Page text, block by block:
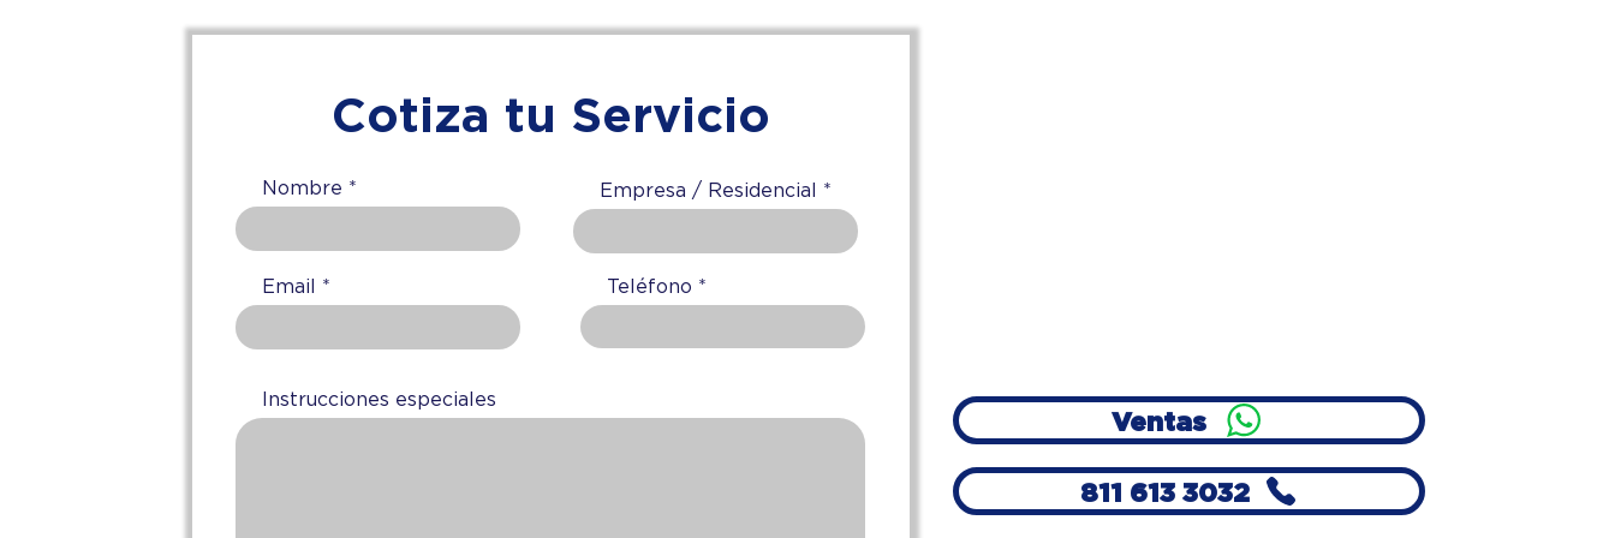
Cotiza tu Servicio
Nombre
Email
Empresa / Residencial
Teléfono
Instrucciones especiales
Ventas
811 613 3032